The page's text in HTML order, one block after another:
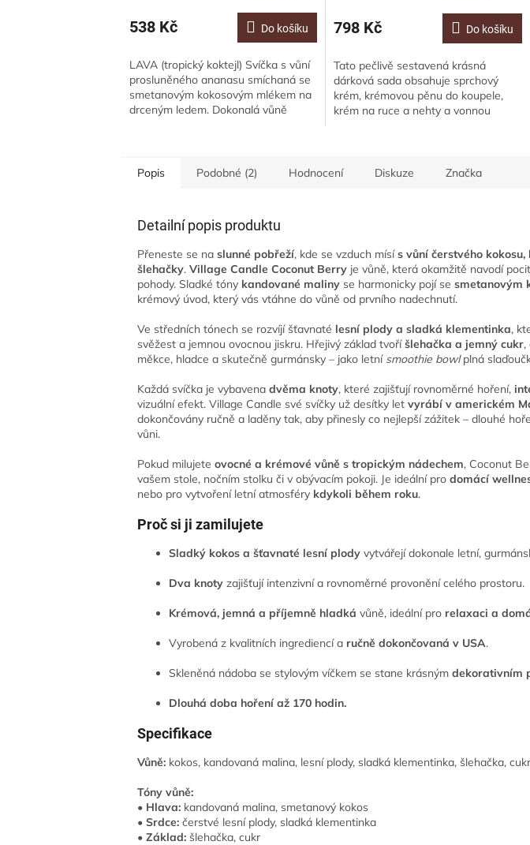
538 Kč Do košíku
LAVA (tropický koktejl) Svíčka s vůní
prosluněného ananasu smíchaná se
smetanovým kokosovým mlékem na
drceným ledem. Dokonalá vůně
798 Kč Do košíku
Tato pečlivě sestavená krásná
dárková sada obsahuje sprchový
krém, krémovou pěnu do koupele,
krém na ruce a nehty a vonnou
Popis Podobné (2) Hodnocení Diskuze Značka
Detailní popis produktu
Přeneste se naslunné pobřeží, kde se vzduch mísís vůní čerstvého
šlehačky.Village Candle Coconut Berry je vůně, která okamžitě navodí
pohody. Sladké tóny kandované maliny se harmonicky pojí sesmetanovým
krémový úvod, který vás vtáhne do vůně od prvního nadechnutí.
Ve středních tónech se rozvíjí šťavnaté lesní plody a sladká klementinka,
svěžest a jemnou ovocnou jiskru. Hřejivý základ tvoříšlehačka a jemný cukr,
měkce, hladce a skutečně gurmánsky – jako letní smoothie bowlplná
Každá svíčka je vybavenadvěma knoty, které zajišťují rovnoměrné hoření,
vizuální efekt. Village Candle své svíčky už desítky letvyrábí v americkém
dokončovány ručně a laděny tak, aby přinesly co nejlepší zážitek – dlouhé
vůni.
Pokud milujete ovocné a krémové vůně s tropickým nádechem, Coconut
vašem stole, nočním stolku či v obývacím pokoji. Je ideální pro domácí
nebo pro vytvoření letní atmosféry kdykoli během roku.
Proč si ji zamilujete
Sladký kokos a šťavnaté lesní plody vytvářejí dokonale letní,
Dva knoty zajišťují intenzivní a rovnoměrné provonění celého prostoru.
Krémová, jemná a příjemně hladká vůně, ideální pro relaxaci a
Vyrobená z kvalitních ingrediencí a ručně dokončovaná v USA.
Skleněná nádoba se stylovým víčkem se stane krásnýmdekorativním
Dlouhá doba hoření až 170 hodin.
Specifikace
Vůně: kokos, kandovaná malina, lesní plody, sladká klementinka, šlehačka, cukr
Tóny vůně:
• Hlava: kandovaná malina, smetanový kokos
• Srdce: čerstvé lesní plody, sladká klementinka
• Základ: šlehačka, cukr